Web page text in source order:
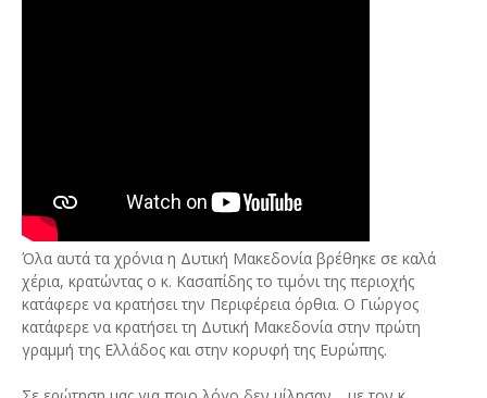
Όλα αυτά τα χρόνια η Δυτική Μακεδονία βρέθηκε σε καλά
χέρια, κρατώντας ο κ. Κασαπίδης το τιμόνι της περιοχής
κατάφερε να κρατήσει την Περιφέρεια όρθια. Ο Γιώργος
κατάφερε να κρατήσει τη Δυτική Μακεδονία στην πρώτη
γραμμή της Ελλάδος και στην κορυφή της Ευρώπης.